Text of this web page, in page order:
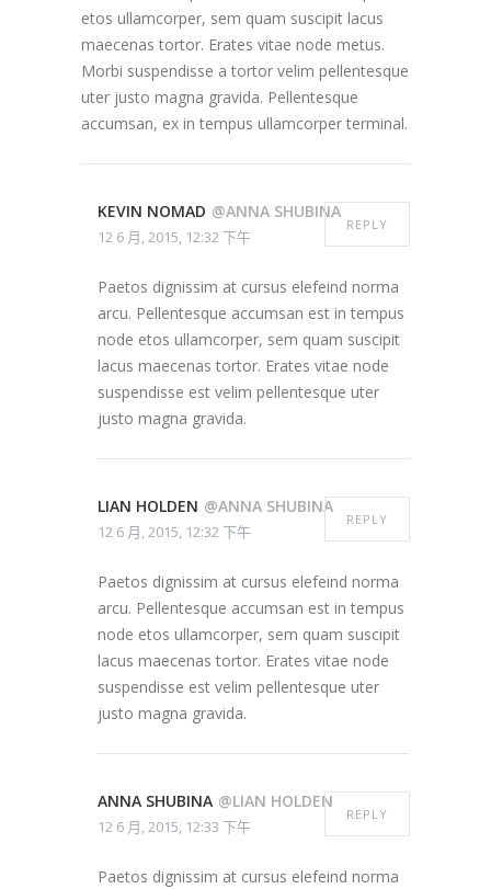
etos ullamcorper, sem quam suscipit lacus
maecenas tortor. Erates vitae node metus.
Morbi suspendisse a tortor velim pellentesque
uter justo magna gravida. Pellentesque
accumsan, ex in tempus ullamcorper terminal.
KEVIN NOMAD @ANNA SHUBINA
12 6 月, 2015, 12:32 下午
REPLY
Paetos dignissim at cursus elefeind norma
arcu. Pellentesque accumsan est in tempus
node etos ullamcorper, sem quam suscipit
lacus maecenas tortor. Erates vitae node
suspendisse est velim pellentesque uter
justo magna gravida.
LIAN HOLDEN @ANNA SHUBINA
12 6 月, 2015, 12:32 下午
REPLY
Paetos dignissim at cursus elefeind norma
arcu. Pellentesque accumsan est in tempus
node etos ullamcorper, sem quam suscipit
lacus maecenas tortor. Erates vitae node
suspendisse est velim pellentesque uter
justo magna gravida.
ANNA SHUBINA @LIAN HOLDEN
12 6 月, 2015, 12:33 下午
REPLY
Paetos dignissim at cursus elefeind norma